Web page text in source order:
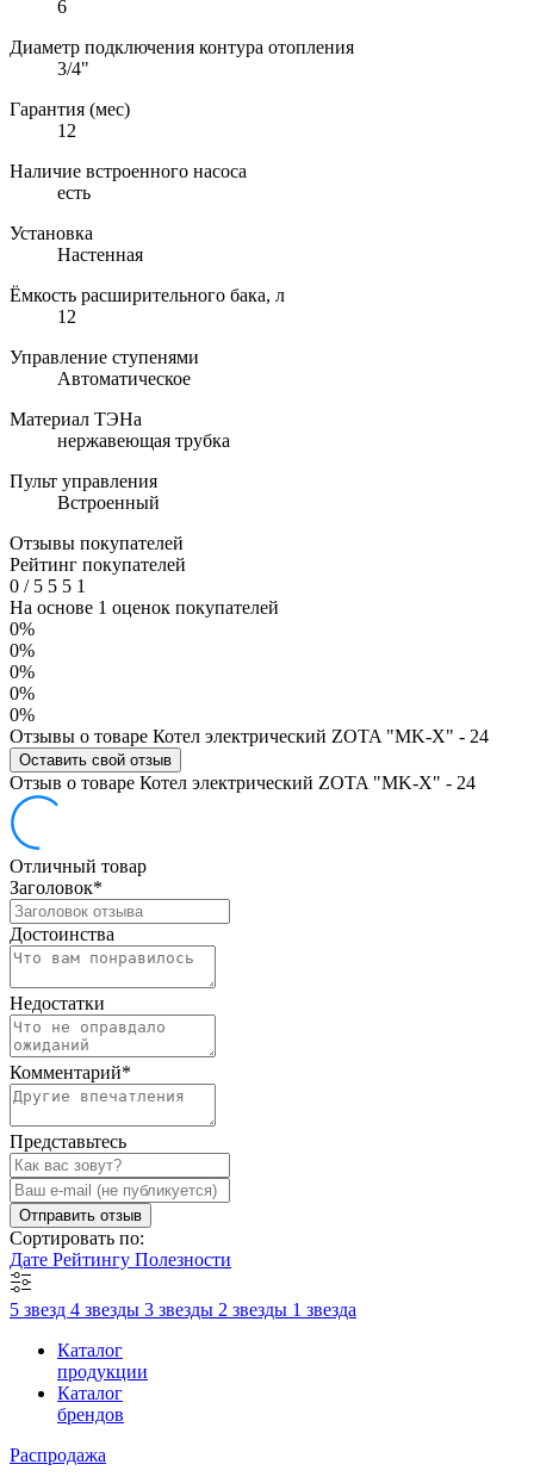
6
Диаметр подключения контура отопления
3/4"
Гарантия (мес)
12
Наличие встроенного насоса
есть
Установка
Настенная
Ёмкость расширительного бака, л
12
Управление ступенями
Автоматическое
Материал ТЭНа
нержавеющая трубка
Пульт управления
Встроенный
Отзывы покупателей
Рейтинг покупателей
0 /5 5 5 1
На основе 1 оценок покупателей
0%
0%
0%
0%
0%
Отзывы о товаре Котел электрический ZOTA "MK-X" - 24
Оставить свой отзыв
Отзыв о товаре Котел электрический ZOTA "MK-X" - 24
Отличный товар
Заголовок*
Достоинства
Недостатки
Комментарий*
Представьтесь
Отправить отзыв
Сортировать по:
Дате Рейтингу Полезности
5 звезд 4 звезды 3 звезды 2 звезды 1 звезда
Каталог
продукции
Каталог
брендов
Распродажа